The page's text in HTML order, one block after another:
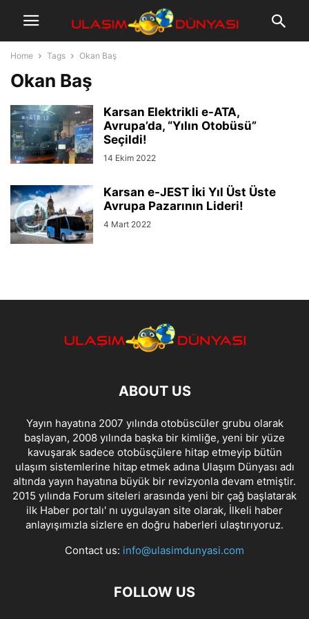
Home Tags Okan Baş
Okan Baş
Karsan Elektrikli e-ATA,
Avrupa’da, “Yılın Otobüsü”
Seçildi!
14 Ekim 2022
Karsan e-JEST İki Yıl Üst Üste
Avrupa Pazarının Lideri!
4 Mart 2022
ABOUT US
Yayın hayatına 2007 yılında otobüscüler grubu olarak
başlayan, 2008 yılında başka bir kimliğe, yeni bir yüze
kavuşarak sadece otobüsçülere hitap etmeyip bütün
ulaşım sistemlerine hitap etmek adına Ulaşım Dünyası adı
altında yayın hayatına büyük bir revizyonla devam etmiştir.
2015 yılında Forum siteleri arasında yeni bir çağ başlatarak
ilk Haber portalı' nı uygulayan site olarak, İlkeli haber
anlayışımızla sizlere en doğru haberleri ulaştırıyoruz.
Contact us: info@ulasimdunyasi.com
FOLLOW US